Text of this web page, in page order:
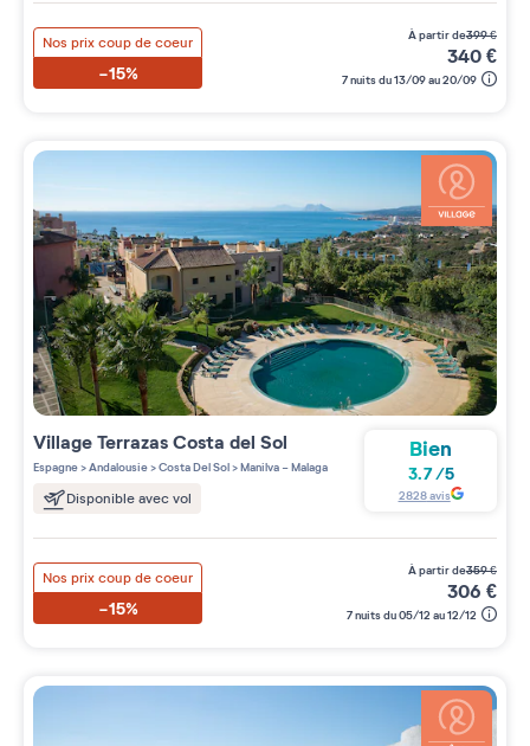
Nos prix coup de coeur
-15%
à partir de399€
340€
7 nuits du 13/09 au 20/09
VillageTerrazas Costa del Sol
Espagne>Andalousie>Costa Del Sol>Manilva - Malaga
Disponible avec vol
Bien
3.7/5
2828avis
Nos prix coup de coeur
-15%
à partir de359€
306 €
7 nuits du 05/12 au 12/12